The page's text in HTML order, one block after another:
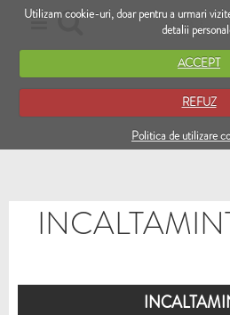
Utilizam cookie-uri, doar pentru a urmari
detalii
ACCEPT
REFUZ
Politica de utilizare